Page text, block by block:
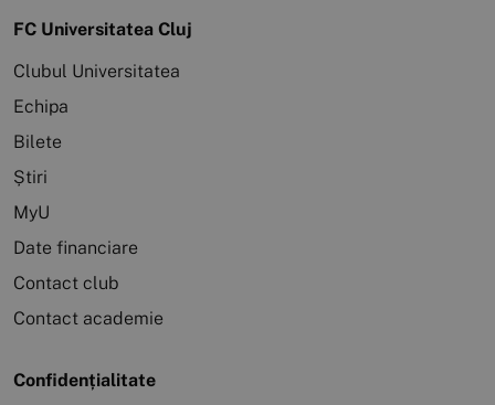
FC Universitatea Cluj
Clubul Universitatea
Echipa
Bilete
Știri
MyU
Date financiare
Contact club
Contact academie
Confidențialitate